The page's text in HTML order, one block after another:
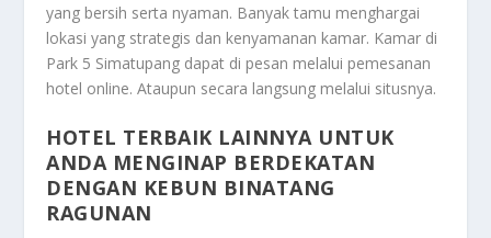
yang bersih serta nyaman. Banyak tamu menghargai
lokasi yang strategis dan kenyamanan kamar. Kamar di
Park 5 Simatupang dapat di pesan melalui pemesanan
hotel online. Ataupun secara langsung melalui situsnya.
HOTEL TERBAIK LAINNYA UNTUK
ANDA MENGINAP BERDEKATAN
DENGAN KEBUN BINATANG
RAGUNAN